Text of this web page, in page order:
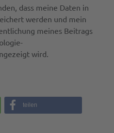
dass meine Daten in
werden und mein
meines Beitrags
wird.
teilen